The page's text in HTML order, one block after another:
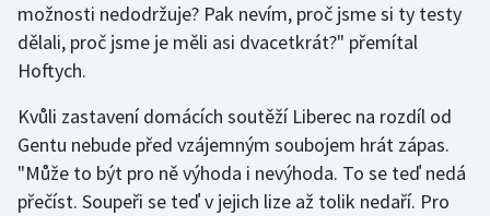
Triatlon
Veslování
Vodní slalom
Volejbal
možnosti nedodržuje? Pak nevím, proč jsme si ty testy
dělali, proč jsme je měli asi dvacetkrát?" přemítal
Hoftych.
Kvůli zastavení domácích soutěží Liberec na rozdíl od
Gentu nebude před vzájemným soubojem hrát zápas.
"Může to být pro ně výhoda i nevýhoda. To se teď nedá
přečíst. Soupeři se teď v jejich lize až tolik nedaří. Pro